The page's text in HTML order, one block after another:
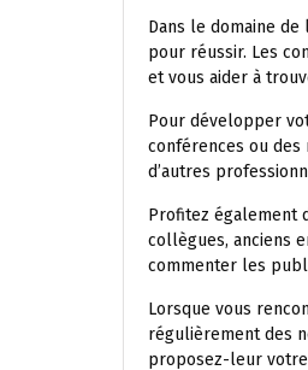
Dans le domaine
pour réussir. Les
et vous aider à
Pour développer
conférences ou des
d’autres
Profitez également
collègues, anciens
commenter les
Lorsque vous
régulièrement des
proposez-leur